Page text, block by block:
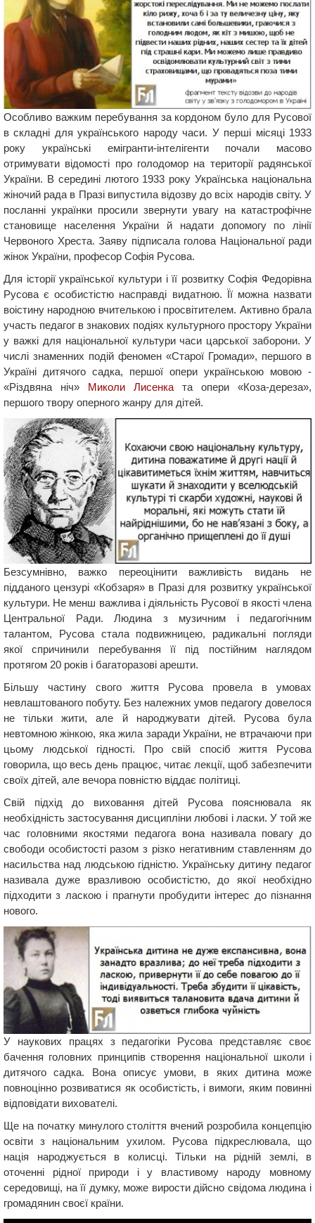
Особливо важким перебування за кордоном було для Русової
в складні для українського народу часи. У перші місяці 1933
року українські емігранти-інтелігенти почали масово
отримувати відомості про голодомор на території радянської
України. В середині лютого 1933 року Українська національна
жіночий рада в Празі випустила відозву до всіх народів світу. У
посланні українки просили звернути увагу на катастрофічне
становище населення України й надати допомогу по лінії
Червоного Хреста. Заяву підписала голова Національної ради
жінок України, професор Софія Русова.
Для історії української культури і її розвитку Софія Федорівна
Русова є особистістю насправді видатною. Її можна назвати
воістину народною вчителькою і просвітителем. Активно брала
участь педагог в знакових подіях культурного простору України
у важкі для національної культури часи царської заборони. У
числі знаменних подій феномен «Старої Громади», першого в
Україні дитячого садка, першої опери українською мовою -
«Різдвяна ніч» Миколи Лисенка та опери «Коза-дереза»,
першого твору оперного жанру для дітей.
Безсумнівно, важко переоцінити важливість видань не
підданого цензурі «Кобзаря» в Празі для розвитку української
культури. Не менш важлива і діяльність Русової в якості члена
Центральної Ради. Людина з музичним і педагогічним
талантом, Русова стала подвижницею, радикальні погляди
якої спричинили перебування її під постійним наглядом
протягом 20 років і багаторазові арешти.
Більшу частину свого життя Русова провела в умовах
невлаштованого побуту. Без належних умов педагогу довелося
не тільки жити, але й народжувати дітей. Русова була
невтомною жінкою, яка жила заради України, не втрачаючи при
цьому людської гідності. Про свій спосіб життя Русова
говорила, що весь день працює, читає лекції, щоб забезпечити
своїх дітей, але вечора повністю віддає політиці.
Свій підхід до виховання дітей Русова пояснювала як
необхідність застосування дисципліни любові і ласки. У той же
час головними якостями педагога вона називала повагу до
свободи особистості разом з різко негативним ставленням до
насильства над людською гідністю. Українську дитину педагог
називала дуже вразливою особистістю, до якої необхідно
підходити з ласкою і прагнути пробудити інтерес до пізнання
нового.
У наукових працях з педагогіки Русова представляє своє
бачення головних принципів створення національної школи і
дитячого садка. Вона описує умови, в яких дитина може
повноцінно розвиватися як особистість, і вимоги, яким повинні
відповідати вихователі.
Ще на початку минулого століття вчений розробила концепцію
освіти з національним ухилом. Русова підкреслювала, що
нація народжується в колисці. Тільки на рідній землі, в
оточенні рідної природи і у властивому народу мовному
середовищі, на її думку, може вирости дійсно свідома людина і
громадянин своєї країни.